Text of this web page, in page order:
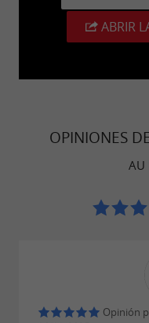
ABRIR
OPINIONES
AU
Opinión